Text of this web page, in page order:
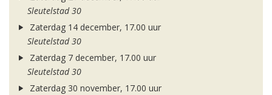
Sleutelstad 30
Zaterdag 14 december, 17.00 uur
Sleutelstad 30
Zaterdag 7 december, 17.00 uur
Sleutelstad 30
Zaterdag 30 november, 17.00 uur